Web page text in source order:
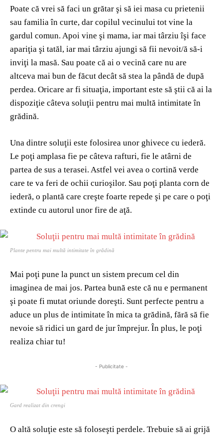
Poate că vrei să faci un grătar şi să iei masa cu prietenii
sau familia în curte, dar copilul vecinului tot vine la
gardul comun. Apoi vine şi mama, iar mai târziu îşi face
apariţia şi tatăl, iar mai târziu ajungi să fii nevoit/ă să-i
inviţi la masă. Sau poate că ai o vecină care nu are
altceva mai bun de făcut decât să stea la pândă de după
perdea. Oricare ar fi situaţia, important este să ştii că ai la
dispoziţie câteva soluţii pentru mai multă intimitate în
grădină.
Una dintre soluţii este folosirea unor ghivece cu iederă.
Le poţi amplasa fie pe câteva rafturi, fie le atârni de
partea de sus a terasei. Astfel vei avea o cortină verde
care te va feri de ochii curioşilor. Sau poţi planta corn de
iederă, o plantă care creşte foarte repede şi pe care o poţi
extinde cu autorul unor fire de aţă.
Plante pentru mai multă intimitate în grădină
Mai poţi pune la punct un sistem precum cel din
imaginea de mai jos. Partea bună este că nu e permanent
şi poate fi mutat oriunde doreşti. Sunt perfecte pentru a
aduce un plus de intimitate în mica ta grădină, fără să fie
nevoie să ridici un gard de jur împrejur. În plus, le poţi
realiza chiar tu!
- Publicitate -
Gard realizat din crengi
O altă soluţie este să foloseşti perdele. Trebuie să ai grijă